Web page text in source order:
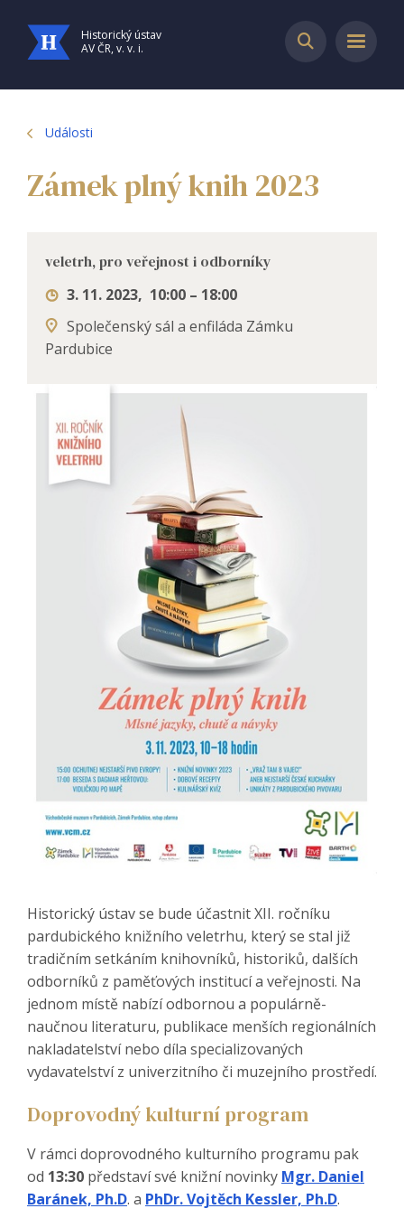
Historický ústav
AV ČR, v. v. i.
Události
Zámek plný knih 2023
veletrh, pro veřejnost i odborníky
3. 11. 2023, 10:00 – 18:00
Společenský sál a enfiláda Zámku
Pardubice
Historický ústav se bude účastnit XII. ročníku
pardubického knižního veletrhu, který se stal již
tradičním setkáním knihovníků, historiků, dalších
odborníků z paměťových institucí a veřejnosti. Na
jednom místě nabízí odbornou a populárně-
naučnou literaturu, publikace menších regionálních
nakladatelství nebo díla specializovaných
vydavatelství z univerzitního či muzejního prostředí.
Doprovodný kulturní program
V rámci doprovodného kulturního programu pak
od 13:30 představí své knižní novinky Mgr. Daniel
Baránek, Ph.D. a PhDr. Vojtěch Kessler, Ph.D.